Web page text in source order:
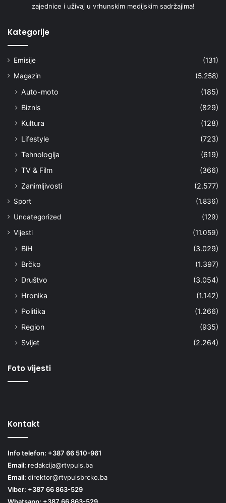
zajednice i uživaj u vrhunskim medijskim sadržajima!
Kategorije
Emisije
(131)
Magazin
(5.258)
Auto-moto
(185)
Biznis
(829)
Kultura
(128)
Lifestyle
(723)
Tehnologija
(619)
TV & Film
(366)
Zanimljivosti
(2.577)
Sport
(1.836)
Uncategorized
(129)
Vijesti
(11.059)
BiH
(3.029)
Brčko
(1.397)
Društvo
(3.054)
Hronika
(1.142)
Politika
(1.266)
Region
(935)
Svijet
(2.264)
Foto vijesti
Kontakt
Info telefon: +387 66 510-961
Email: redakcija@rtvpuls.ba
Email: direktor@rtvpulsbrcko.ba
Viber: +387 66 863-529
Whatsapp: +387 66 863-529